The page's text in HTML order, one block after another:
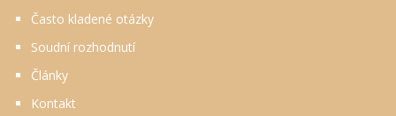
Často kladené otázky
Soudní rozhodnutí
Články
Kontakt